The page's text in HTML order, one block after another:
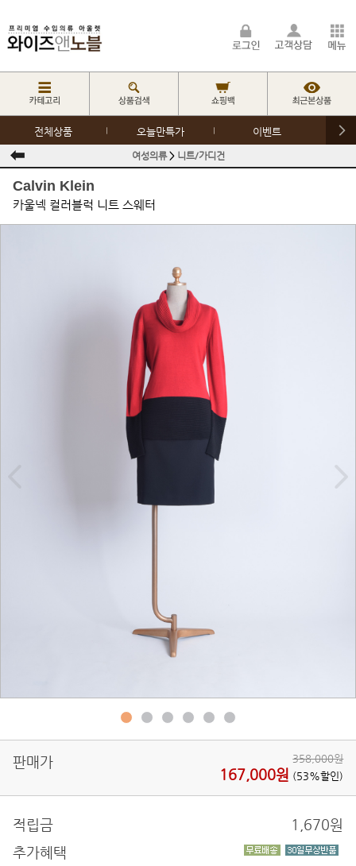
전체상품 오늘만특가 이벤트
여성의류> 니트/가디건
Calvin Klein
카울넥 컬러블럭 니트 스웨터
판매가 358,000원
167,000원 (53%할인)
적립금 1,670원
추가혜택